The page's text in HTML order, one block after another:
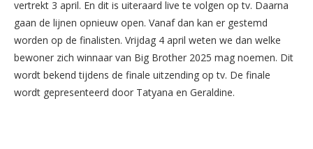
vertrekt 3 april. En dit is uiteraard live te volgen op tv. Daarna
gaan de lijnen opnieuw open. Vanaf dan kan er gestemd
worden op de finalisten. Vrijdag 4 april weten we dan welke
bewoner zich winnaar van Big Brother 2025 mag noemen. Dit
wordt bekend tijdens de finale uitzending op tv. De finale
wordt gepresenteerd door Tatyana en Geraldine.